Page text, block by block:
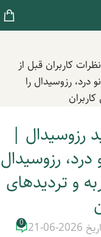
نظرات کاربران قبل از
درد، رزوسیدال را
رزوسیدال |
درد، رزوسیدال
و تردیدهای
06-21
0